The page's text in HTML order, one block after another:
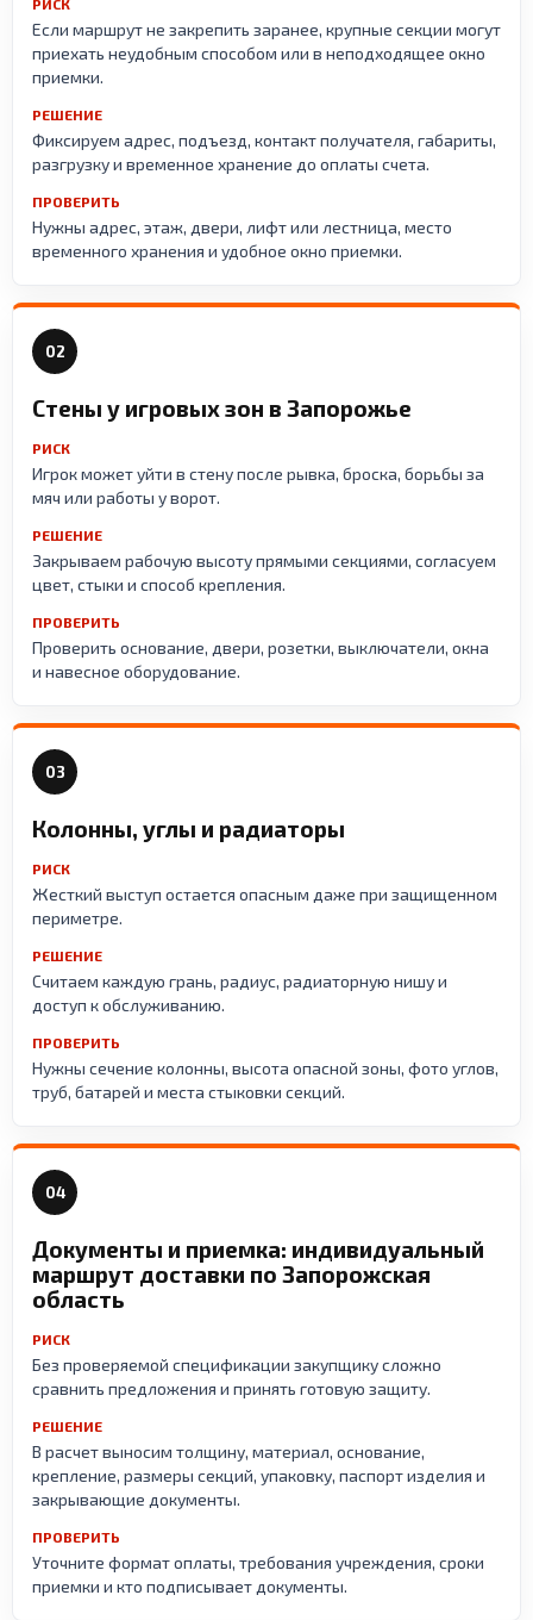
РИСК
Если маршрут не закрепить заранее, крупные секции могут
приехать неудобным способом или в неподходящее окно
приемки.
РЕШЕНИЕ
Фиксируем адрес, подъезд, контакт получателя, габариты,
разгрузку и временное хранение до оплаты счета.
ПРОВЕРИТЬ
Нужны адрес, этаж, двери, лифт или лестница, место
временного хранения и удобное окно приемки.
02
Стены у игровых зон в Запорожье
РИСК
Игрок может уйти в стену после рывка, броска, борьбы за
мяч или работы у ворот.
РЕШЕНИЕ
Закрываем рабочую высоту прямыми секциями, согласуем
цвет, стыки и способ крепления.
ПРОВЕРИТЬ
Проверить основание, двери, розетки, выключатели, окна
и навесное оборудование.
03
Колонны, углы и радиаторы
РИСК
Жесткий выступ остается опасным даже при защищенном
периметре.
РЕШЕНИЕ
Считаем каждую грань, радиус, радиаторную нишу и
доступ к обслуживанию.
ПРОВЕРИТЬ
Нужны сечение колонны, высота опасной зоны, фото углов,
труб, батарей и места стыковки секций.
04
Документы и приемка: индивидуальный
маршрут доставки по Запорожская
область
РИСК
Без проверяемой спецификации закупщику сложно
сравнить предложения и принять готовую защиту.
РЕШЕНИЕ
В расчет выносим толщину, материал, основание,
крепление, размеры секций, упаковку, паспорт изделия и
закрывающие документы.
ПРОВЕРИТЬ
Уточните формат оплаты, требования учреждения, сроки
приемки и кто подписывает документы.